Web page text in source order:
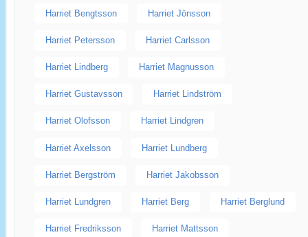
Harriet Bengtsson Harriet Jönsson
Harriet Petersson Harriet Carlsson
Harriet Lindberg Harriet Magnusson
Harriet Gustavsson Harriet Lindström
Harriet Olofsson Harriet Lindgren
Harriet Axelsson Harriet Lundberg
Harriet Bergström Harriet Jakobsson
Harriet Lundgren Harriet Berg Harriet Berglund
Harriet Fredriksson Harriet Mattsson